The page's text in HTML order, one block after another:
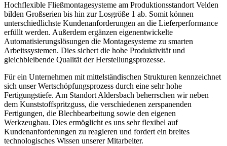
Hochflexible Fließmontagesysteme am Produktionsstandort Velden
bilden Großserien bis hin zur Losgröße 1 ab. Somit können
unterschiedlichste Kundenanforderungen an die Lieferperformance
erfüllt werden. Außerdem ergänzen eigenentwickelte
Automatisierungslösungen die Montagesysteme zu smarten
Arbeitssystemen. Dies sichert die hohe Produktivität und
gleichbleibende Qualität der Herstellungsprozesse.
Für ein Unternehmen mit mittelständischen Strukturen kennzeichnet
sich unser Wertschöpfungsprozess durch eine sehr hohe
Fertigungstiefe. Am Standort Aldersbach beherrschen wir neben
dem Kunststoffspritzguss, die verschiedenen zerspanenden
Fertigungen, die Blechbearbeitung sowie den eigenen
Werkzeugbau. Dies ermöglicht es uns sehr flexibel auf
Kundenanforderungen zu reagieren und fordert ein breites
technologisches Wissen unserer Mitarbeiter.